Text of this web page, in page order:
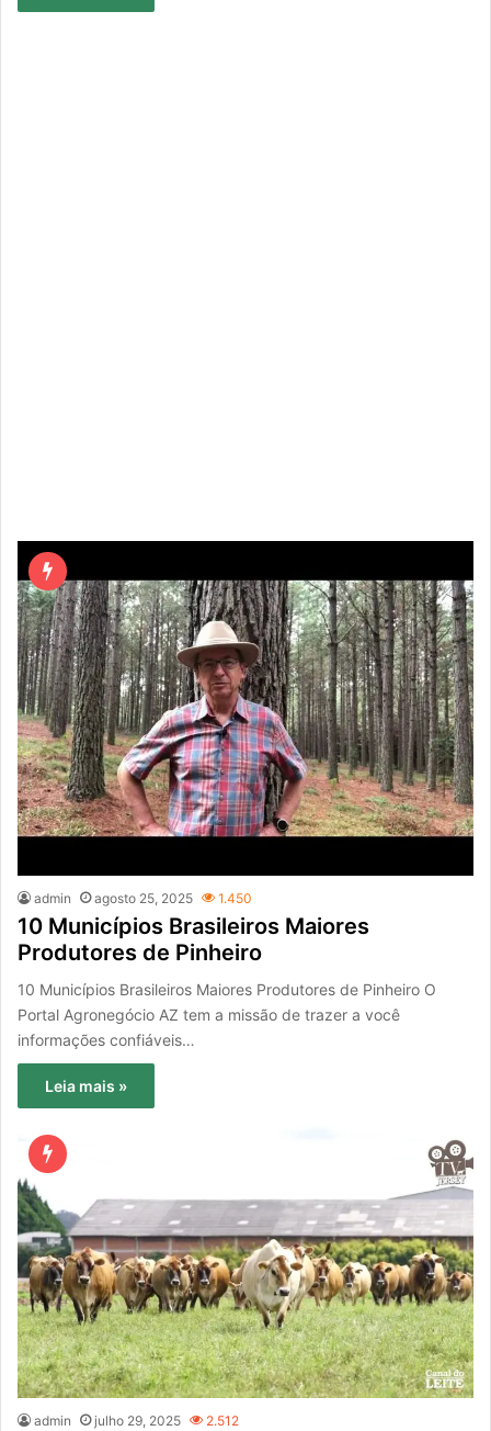
admin agosto 25, 2025 1.450
10 Municípios Brasileiros Maiores
Produtores de Pinheiro
10 Municípios Brasileiros Maiores Produtores de Pinheiro O
Portal Agronegócio AZ tem a missão de trazer a você
informações confiáveis…
Leia mais »
admin julho 29, 2025 2.512